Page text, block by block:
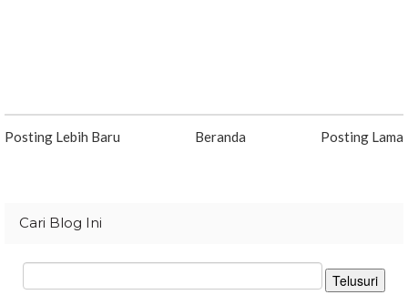
Posting Lebih Baru Beranda Posting Lama
Cari Blog Ini